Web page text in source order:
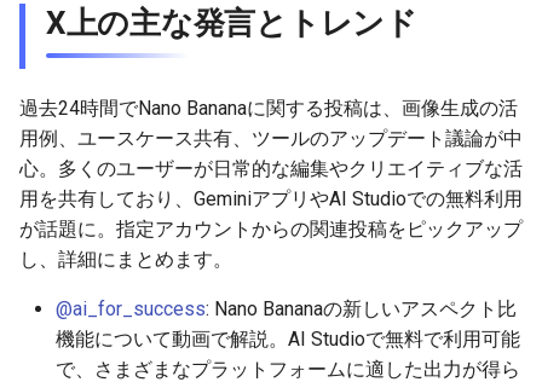
2026-07-04
2026-07-02
2026-07-01
2026-06-29
2026-06-28
2025-12-18
2025-12-16
2025-12-15
2025-12-13
2025-12-12
2026-07-04
2026-07-02
2026-07-01
2026-06-29
2026-06-28
2025-12-18
2025-12-16
2025-12-15
2025-12-13
2025-12-12
2026-04-12
2026-03-29
2026-03-22
2026-03-08
2026-03-01
2025-10-05
2025-09-28
2025-09-24
2025-09-19
2026-04-12
2026-03-29
2026-03-22
2026-03-08
2026-03-01
2026-04-12
2026-03-29
2026-03-22
2026-03-08
2026-03-01
2025-10-04
2026-07-03
2026-07-02
2026-07-01
2026-06-30
2026-06-29
2026-06-28
2026-06-26
2026-04-12
2026-03-29
2026-03-22
2026-03-08
2026-03-01
2025-10-02
2025-09-23
2026-04-05
2026-03-22
2026-03-15
2026-03-01
2026-02-22
2026-07-03
2026-07-01
2026-06-30
2026-06-26
2026-06-25
2025-12-18
2025-12-16
2025-12-15
2025-12-13
2025-12-12
2026-04-12
2026-03-29
2026-03-22
2026-03-08
2026-03-01
2026-07-03
2026-07-01
2026-06-30
2026-06-28
2026-06-27
2026-07-01
2026-06-29
2026-06-28
2026-06-24
2026-06-23
2026-04-12
2026-03-30
X上の主な発言とトレンド
過去24時間でNano Bananaに関する投稿は、画像生成の活
用例、ユースケース共有、ツールのアップデート議論が中
心。多くのユーザーが日常的な編集やクリエイティブな活
用を共有しており、GeminiアプリやAI Studioでの無料利用
が話題に。指定アカウントからの関連投稿をピックアップ
し、詳細にまとめます。
@ai_for_success: Nano Bananaの新しいアスペクト比
機能について動画で解説。AI Studioで無料で利用可能
で、さまざまなプラットフォームに適した出力が得ら